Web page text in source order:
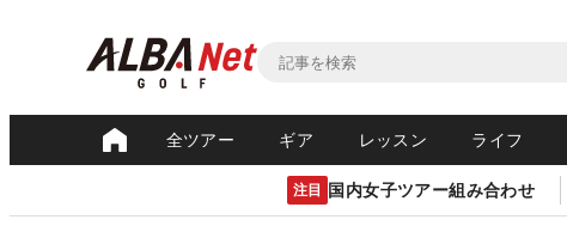
全ツアー ギア レッスン ライフ
注目 国内女子ツアー組み合わせ